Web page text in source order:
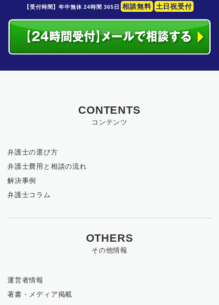
【受付時間】年中無休 24時間 365日 相談無料 土日祝受付
CONTENTS
コンテンツ
弁護士の選び方
弁護士費用と相談の流れ
解決事例
弁護士コラム
OTHERS
その他情報
運営者情報
著書・メディア掲載